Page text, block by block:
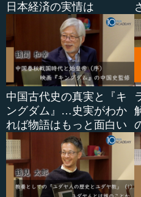
日本経済の実情は
中国古代史の真実と『キ
ングダム』…史実がわか
れば物語はもっと面白い